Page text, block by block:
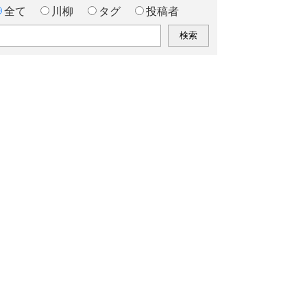
全て 川柳 タグ 投稿者